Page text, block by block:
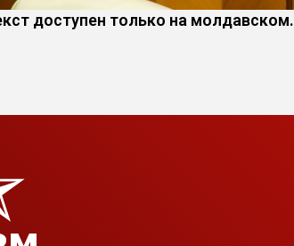
доступен только на молдавском.